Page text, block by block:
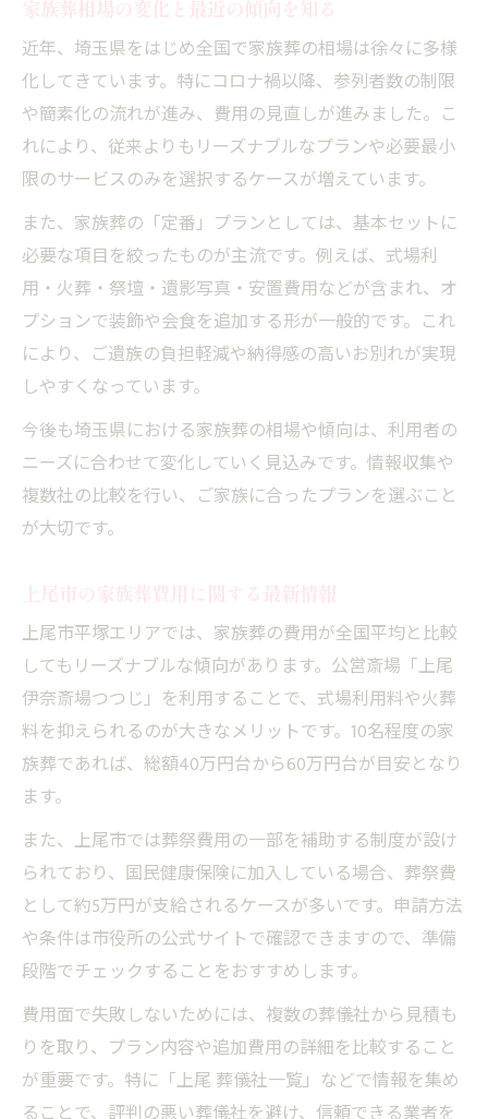
近年、埼玉県をはじめ全国で家族葬の相場は徐々に多様
化してきています。特にコロナ禍以降、参列者数の制限
や簡素化の流れが進み、費用の見直しが進みました。こ
れにより、従来よりもリーズナブルなプランや必要最小
限のサービスのみを選択するケースが増えています。
また、家族葬の「定番」プランとしては、基本セットに
必要な項目を絞ったものが主流です。例えば、式場利
用・火葬・祭壇・遺影写真・安置費用などが含まれ、オ
プションで装飾や会食を追加する形が一般的です。これ
により、ご遺族の負担軽減や納得感の高いお別れが実現
しやすくなっています。
今後も埼玉県における家族葬の相場や傾向は、利用者の
ニーズに合わせて変化していく見込みです。情報収集や
複数社の比較を行い、ご家族に合ったプランを選ぶこと
が大切です。
上尾市平塚エリアでは、家族葬の費用が全国平均と比較
してもリーズナブルな傾向があります。公営斎場「上尾
伊奈斎場つつじ」を利用することで、式場利用料や火葬
料を抑えられるのが大きなメリットです。10名程度の家
族葬であれば、総額40万円台から60万円台が目安となり
ます。
また、上尾市では葬祭費用の一部を補助する制度が設け
られており、国民健康保険に加入している場合、葬祭費
として約5万円が支給されるケースが多いです。申請方法
や条件は市役所の公式サイトで確認できますので、準備
段階でチェックすることをおすすめします。
費用面で失敗しないためには、複数の葬儀社から見積も
りを取り、プラン内容や追加費用の詳細を比較すること
が重要です。特に「上尾 葬儀社一覧」などで情報を集め